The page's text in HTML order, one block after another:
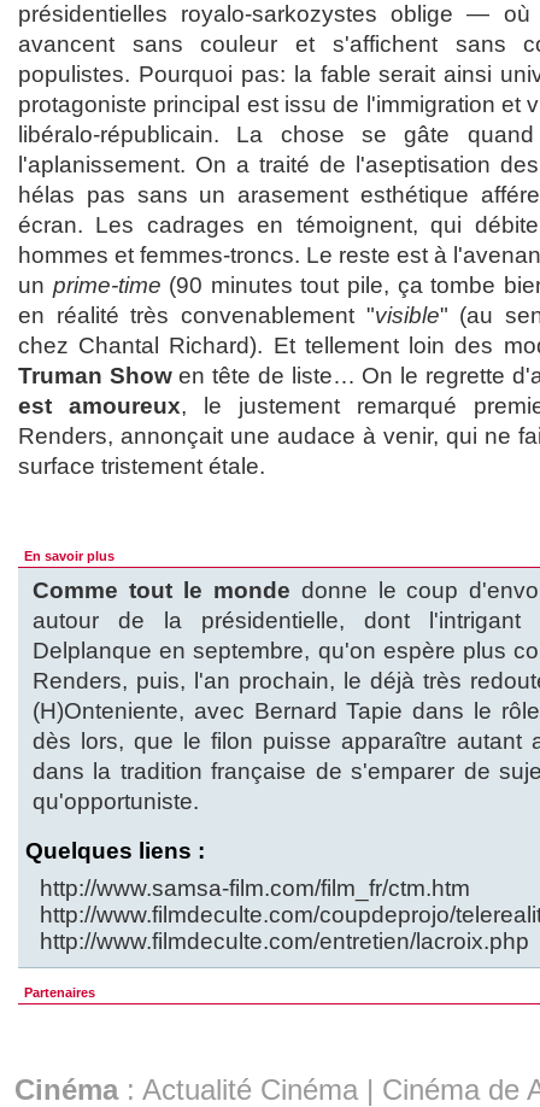
présidentielles royalo-sarkozystes oblige —
avancent sans couleur et s'affichent sans
populistes. Pourquoi pas: la fable serait ainsi
protagoniste principal est issu de l'immigration et
libéralo-républicain. La chose se gâte
l'aplanissement. On a traité de l'aseptisation
hélas pas sans un arasement esthétique
écran. Les cadrages en témoignent, qui
hommes et femmes-troncs. Le reste est à
un prime-time (90 minutes tout pile, ça tombe
en réalité très convenablement "visible" (au
chez Chantal Richard). Et tellement loin des
Truman Showen tête de liste… On le regrette
est amoureux, le justement remarqué
Renders, annonçait une audace à venir, qui ne
surface tristement étale.
En savoir plus
Comme tout le monde donne le coup
autour de la présidentielle, dont l'intrigant
Delplanque en septembre, qu'on espère plus
Renders, puis, l'an prochain, le déjà très
(H)Onteniente, avec Bernard Tapie dans le
dès lors, que le filon puisse apparaître autant
dans la tradition française de s'emparer de
qu'opportuniste.
Quelques liens :
http://www.samsa-film.com/film_fr/ctm.htm
http://www.filmdeculte.com/coupdeprojo/
http://www.filmdeculte.com/entretien/lacroix.php
Partenaires
Cinéma: Actualité Cinéma | Cinéma de